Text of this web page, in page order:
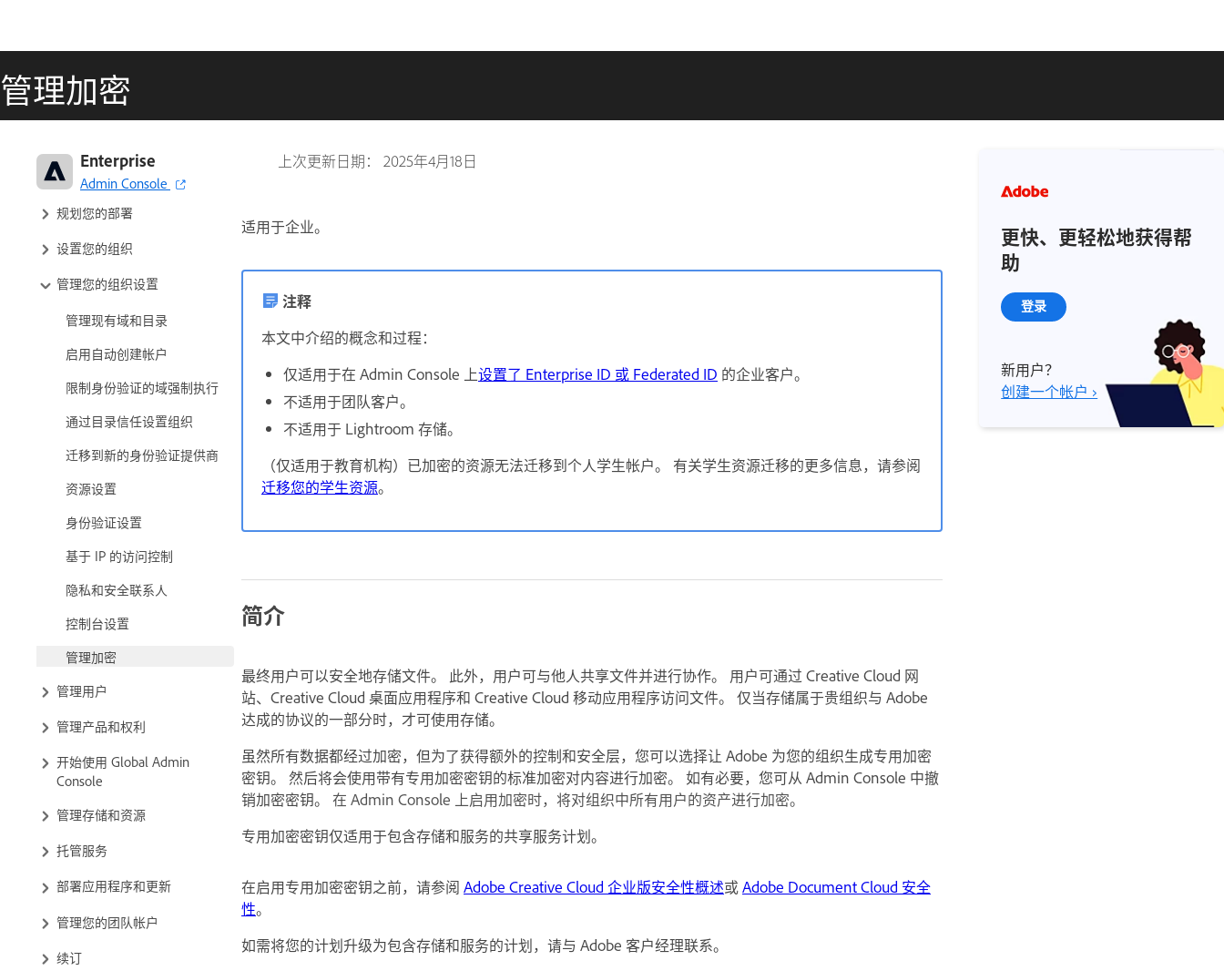
管理加密
上次更新日期： 2025年4月18日
Enterprise
Admin Console
Adobe Enterprise & Teams：管
理指南
规划您的部署
设置您的组织
管理您的组织设置
管理现有域和目录
启用自动创建帐户
限制身份验证的域强制执行
通过目录信任设置组织
迁移到新的身份验证提供商
资源设置
身份验证设置
基于 IP 的访问控制
隐私和安全联系人
控制台设置
管理加密
管理用户
管理产品和权利
开始使用 Global Admin
Console
管理存储和资源
托管服务
部署应用程序和更新
管理您的团队帐户
续订
适用于企业。
注释
本文中介绍的概念和过程：
仅适用于在 Admin Console 上设置了 Enterprise ID 或 Federated ID 的企业客户。
不适用于团队客户。
不适用于 Lightroom 存储。
（仅适用于教育机构）已加密的资源无法迁移到个人学生帐户。 有关学生资源迁移的更多信息，请参阅
迁移您的学生资源。
简介
最终用户可以安全地存储文件。 此外，用户可与他人共享文件并进行协作。 用户可通过 Creative Cloud 网
站、Creative Cloud 桌面应用程序和 Creative Cloud 移动应用程序访问文件。 仅当存储属于贵组织与 Adobe
达成的协议的一部分时，才可使用存储。
虽然所有数据都经过加密，但为了获得额外的控制和安全层，您可以选择让 Adobe 为您的组织生成专用加密
密钥。 然后将会使用带有专用加密密钥的标准加密对内容进行加密。 如有必要，您可从 Admin Console 中撤
销加密密钥。 在 Admin Console 上启用加密时，将对组织中所有用户的资产进行加密。
专用加密密钥仅适用于包含存储和服务的共享服务计划。
在启用专用加密密钥之前，请参阅 Adobe Creative Cloud 企业版安全性概述或Adobe Document Cloud 安全
性。
如需将您的计划升级为包含存储和服务的计划，请与 Adobe 客户经理联系。
更快、更轻松地获得帮
助
登录
新用户？
创建一个帐户 ›